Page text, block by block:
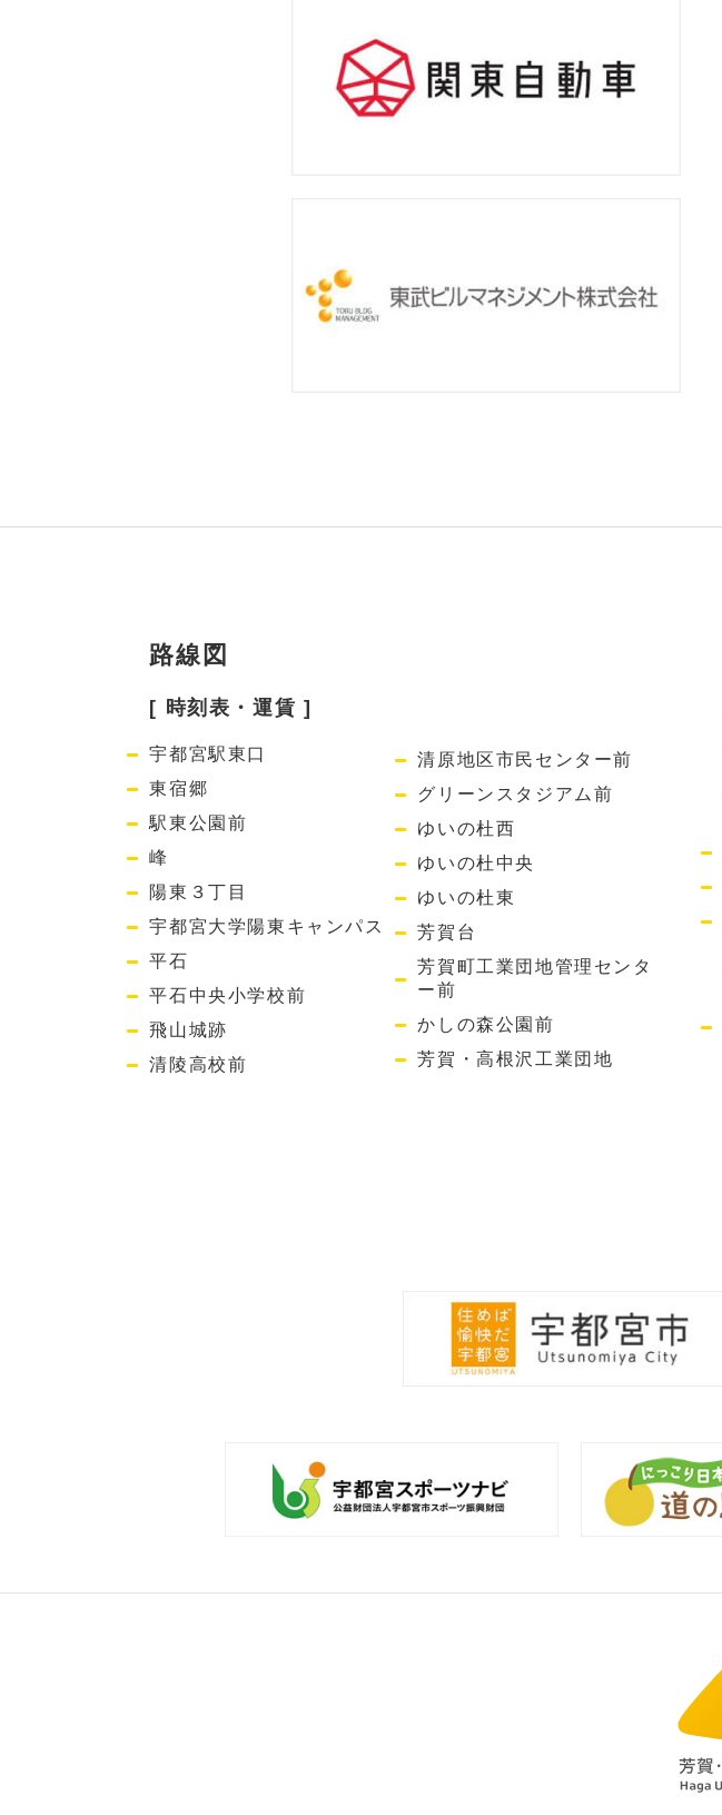
路線図
[ 時刻表・運賃 ]
宇都宮駅東口
東宿郷
駅東公園前
峰
陽東３丁目
宇都宮大学陽東キャンパス
平石
平石中央小学校前
飛山城跡
清陵高校前
清原地区市民センター前
グリーンスタジアム前
ゆいの杜西
ゆいの杜中央
ゆいの杜東
芳賀台
芳賀町工業団地管理センタ
ー前
かしの森公園前
芳賀・高根沢工業団地